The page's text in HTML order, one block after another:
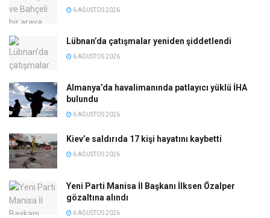
6 AĞUSTOS 2026
Lübnan’da çatışmalar yeniden şiddetlendi
6 AĞUSTOS 2026
Almanya’da havalimanında patlayıcı yüklü İHA
bulundu
6 AĞUSTOS 2026
Kiev’e saldırıda 17 kişi hayatını kaybetti
6 AĞUSTOS 2026
Yeni Parti Manisa İl Başkanı İlksen Özalper
gözaltına alındı
6 AĞUSTOS 2026